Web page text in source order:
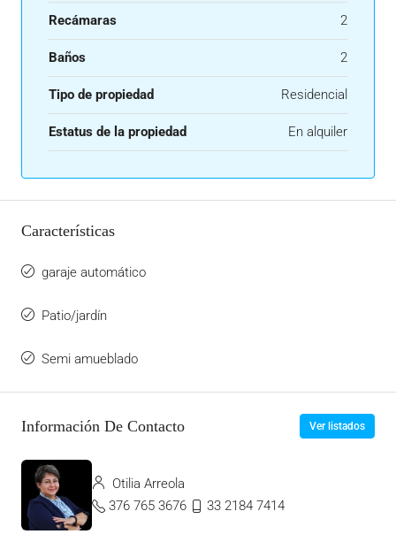
Recámaras 2
Baños 2
Tipo de propiedad Residencial
Estatus de la propiedad En alquiler
Características
garaje automático
Patio/jardín
Semi amueblado
Información De Contacto Ver listados
Otilia Arreola
376 765 3676
33 2184 7414